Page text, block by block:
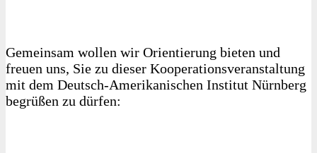
Gemeinsam wollen wir Orientierung bieten und
freuen uns, Sie zu dieser Kooperationsveranstaltung
mit dem Deutsch-Amerikanischen Institut Nürnberg
begrüßen zu dürfen: